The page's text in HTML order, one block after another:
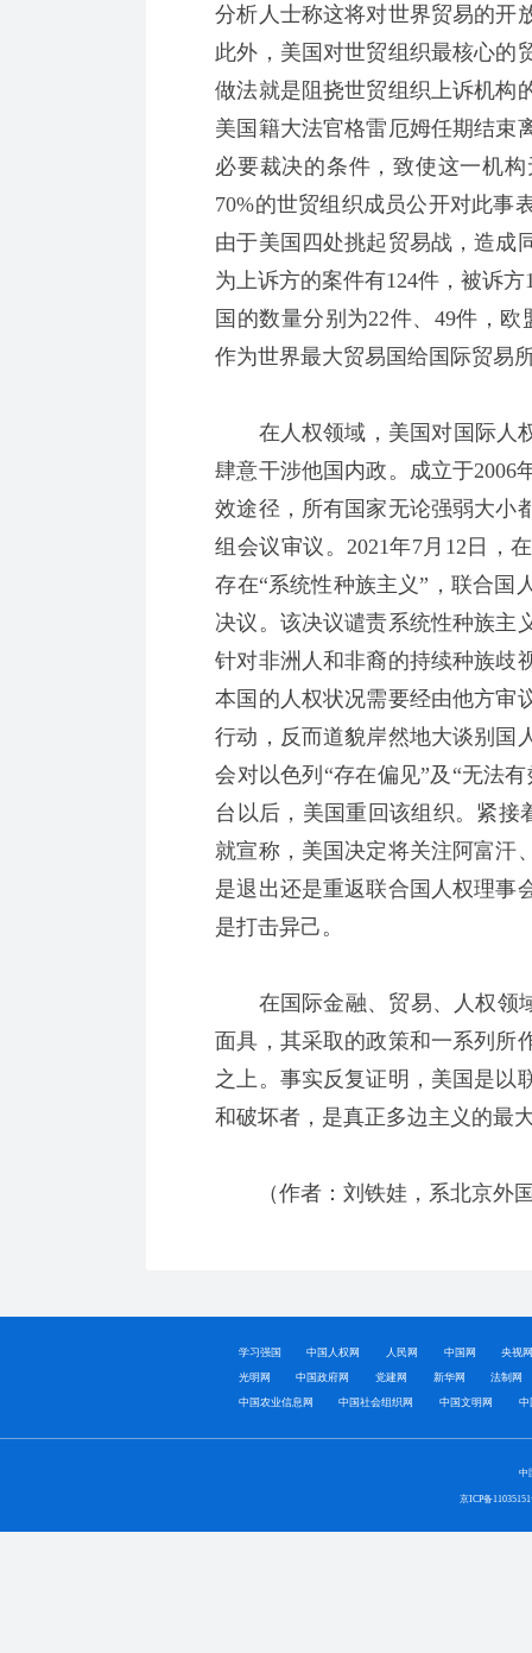
分析人士称这将对世界贸易的开
此外，美国对世贸组织最核心的
做法就是阻挠世贸组织上诉机构
美国籍大法官格雷厄姆任期结束
必要裁决的条件，致使这一机
70%的世贸组织成员公开对此事
由于美国四处挑起贸易战，造成
为上诉方的案件有124件，被诉
国的数量分别为22件、49件，
作为世界最大贸易国给国际贸易
在人权领域，美国对国际人权
肆意干涉他国内政。成立于2006
效途径，所有国家无论强弱大小
组会议审议。2021年7月12日，
存在“系统性种族主义”，联合国
决议。该决议谴责系统性种族主
针对非洲人和非裔的持续种族歧
本国的人权状况需要经由他方审
行动，反而道貌岸然地大谈别国
会对以色列“存在偏见”及“无法
台以后，美国重回该组织。紧接
就宣称，美国决定将关注阿富汗
是退出还是重返联合国人权理事
是打击异己。
在国际金融、贸易、人权领域
面具，其采取的政策和一系列所
之上。事实反复证明，美国是以
和破坏者，是真正多边主义的最
（作者：刘铁娃，系北京外国
学习强国 中国人权网 人民网 中国网 央视
光明网 中国政府网 党建网 新华网 法制网
中国农业信息网 中国社会组织网 中国文明网 中
中
京ICP备